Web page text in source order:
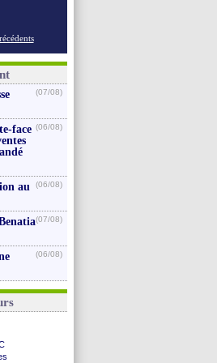
(07/08)
face (06/08)
au
(06/08)
(07/08)
(06/08)